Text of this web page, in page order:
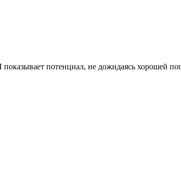
потенциал, не дожидаясь хорошей